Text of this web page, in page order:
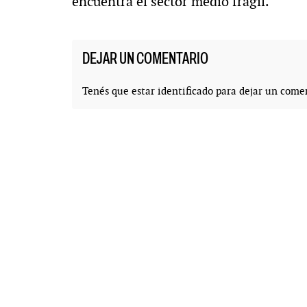
DEJAR UN COMENTARIO
Tenés que estar identificadopara dejar un